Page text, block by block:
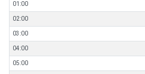
01:00
02:00
03:00
04:00
05:00